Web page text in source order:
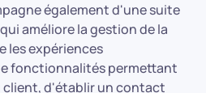
également d'une suite
améliore la gestion de la
les expériences
fonctionnalités permettant
d'établir un contact